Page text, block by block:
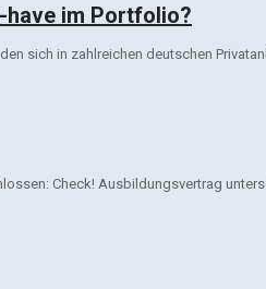
have im Portfolio?
sich in zahlreichen deutschen
Check! Ausbildungsvertrag